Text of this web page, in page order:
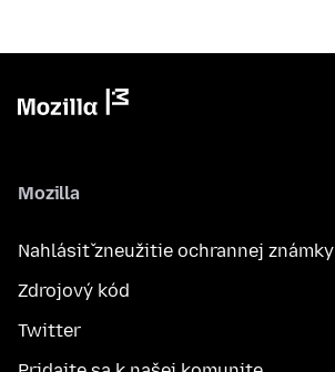
Mozilla
Nahlásiť zneužitie ochrannej známky
Zdrojový kód
Twitter